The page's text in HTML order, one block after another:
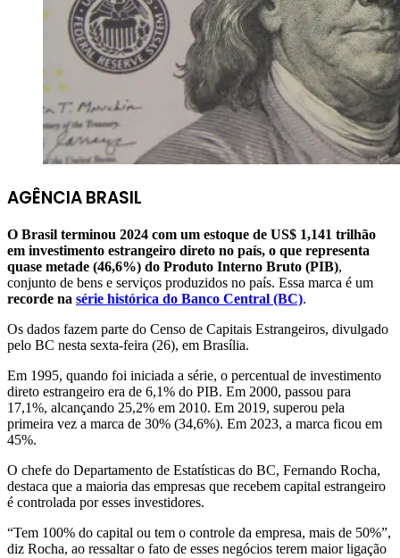
AGÊNCIA BRASIL
O Brasil terminou 2024 com um estoque de US$ 1,141 trilhão
em investimento estrangeiro direto no país, o que representa
quase metade (46,6%) do Produto Interno Bruto (PIB),
conjunto de bens e serviços produzidos no país. Essa marca é um
recorde na série histórica do Banco Central (BC).
Os dados fazem parte do Censo de Capitais Estrangeiros, divulgado
pelo BC nesta sexta-feira (26), em Brasília.
Em 1995, quando foi iniciada a série, o percentual de investimento
direto estrangeiro era de 6,1% do PIB. Em 2000, passou para
17,1%, alcançando 25,2% em 2010. Em 2019, superou pela
primeira vez a marca de 30% (34,6%). Em 2023, a marca ficou em
45%.
O chefe do Departamento de Estatísticas do BC, Fernando Rocha,
destaca que a maioria das empresas que recebem capital estrangeiro
é controlada por esses investidores.
“Tem 100% do capital ou tem o controle da empresa, mais de 50%”,
diz Rocha, ao ressaltar o fato de esses negócios terem maior ligação